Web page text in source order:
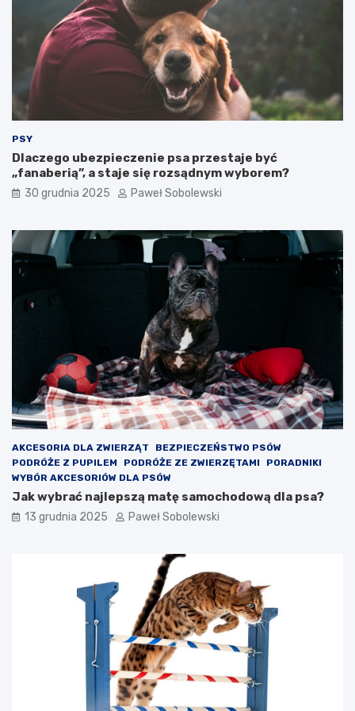
g
t
a
ć
PSY
Dlaczego ubezpieczenie psa przestaje być
„fanaberią”, a staje się rozsądnym wyborem?
30 grudnia 2025 Paweł Sobolewski
AKCESORIA DLA ZWIERZĄT
BEZPIECZEŃSTWO PSÓW
PODRÓŻE Z PUPILEM
PODRÓŻE ZE ZWIERZĘTAMI
PORADNIKI
WYBÓR AKCESORIÓW DLA PSÓW
Jak wybrać najlepszą matę samochodową dla psa?
13 grudnia 2025 Paweł Sobolewski